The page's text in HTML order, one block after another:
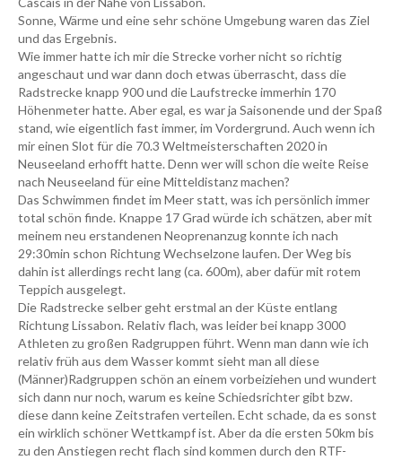
Sonne, Wärme und eine sehr schöne Umgebung waren das Ziel
und das Ergebnis.
Wie immer hatte ich mir die Strecke vorher nicht so richtig
angeschaut und war dann doch etwas überrascht, dass die
Radstrecke knapp 900 und die Laufstrecke immerhin 170
Höhenmeter hatte. Aber egal, es war ja Saisonende und der Spaß
stand, wie eigentlich fast immer, im Vordergrund. Auch wenn ich
mir einen Slot für die 70.3 Weltmeisterschaften 2020 in
Neuseeland erhofft hatte. Denn wer will schon die weite Reise
nach Neuseeland für eine Mitteldistanz machen?
Das Schwimmen findet im Meer statt, was ich persönlich immer
total schön finde. Knappe 17 Grad würde ich schätzen, aber mit
meinem neu erstandenen Neoprenanzug konnte ich nach
29:30min schon Richtung Wechselzone laufen. Der Weg bis
dahin ist allerdings recht lang (ca. 600m), aber dafür mit rotem
Teppich ausgelegt.
Die Radstrecke selber geht erstmal an der Küste entlang
Richtung Lissabon. Relativ flach, was leider bei knapp 3000
Athleten zu großen Radgruppen führt. Wenn man dann wie ich
relativ früh aus dem Wasser kommt sieht man all diese
(Männer)Radgruppen schön an einem vorbeiziehen und wundert
sich dann nur noch, warum es keine Schiedsrichter gibt bzw.
diese dann keine Zeitstrafen verteilen. Echt schade, da es sonst
ein wirklich schöner Wettkampf ist. Aber da die ersten 50km bis
zu den Anstiegen recht flach sind kommen durch den RTF-